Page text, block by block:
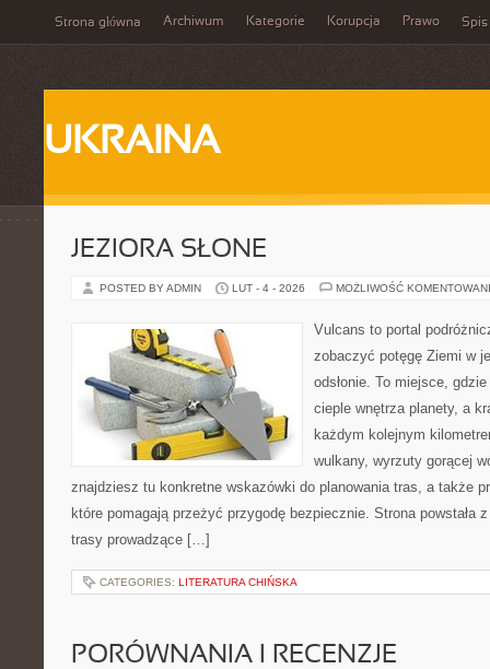
Strona główna Archiwum Kategorie Korupcja Prawo Spis
UKRAINA
JEZIORA SŁONE
POSTED BY ADMIN LUT - 4 - 2026 MOŻLIWOŚĆ
Vulcans to portal
zobaczyć potęgę Ziemi w
odsłonie. To miejsce,
cieple wnętrza planety, a
każdym kolejnym
wulkany, wyrzuty gorącej
znajdziesz tu konkretne wskazówki do planowania tras, a także
które pomagają przeżyć przygodę bezpiecznie. Strona powstała
trasy prowadzące […]
CATEGORIES: LITERATURA CHIŃSKA
PORÓWNANIA I RECENZJE